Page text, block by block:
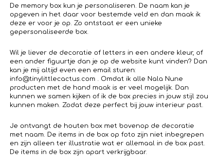
De memory box kun je personaliseren. De naam kan je
opgeven in het daar voor bestemde veld en dan maak ik
deze er voor je op. Zo ontstaat er een unieke
gepersonaliseerde box.
Wil je liever de decoratie of letters in een andere kleur, of
een ander figuurtje dan je op de website kunt vinden? Dan
kan je mij altijd even een email sturen:
info@tinylittlecactus.com . Omdat ik alle Nala Nune
producten met de hand maak is er veel mogelijk. Dan
kunnen we samen kijken of ik de box precies in jouw stijl zou
kunnen maken. Zodat deze perfect bij jouw interieur past.
Je ontvangt de houten box met bovenop de decoratie
met naam. De items in de box op foto zijn niet inbegrepen
en zijn alleen ter illustratie wat er allemaal in de box past.
De items in de box zijn apart verkrijgbaar.